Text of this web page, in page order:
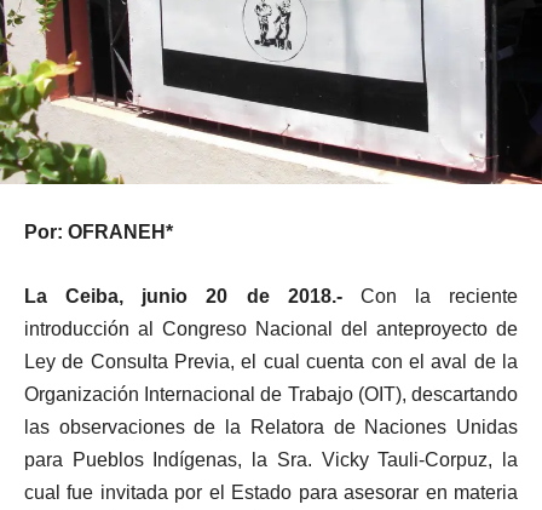
Por: OFRANEH*
La Ceiba, junio 20 de 2018.-Con la reciente
introducción al Congreso Nacional del anteproyecto de
Ley de Consulta Previa, el cual cuenta con el aval de la
Organización Internacional de Trabajo (OIT), descartando
las observaciones de la Relatora de Naciones Unidas
para Pueblos Indígenas, la Sra. Vicky Tauli-Corpuz, la
cual fue invitada por el Estado para asesorar en materia